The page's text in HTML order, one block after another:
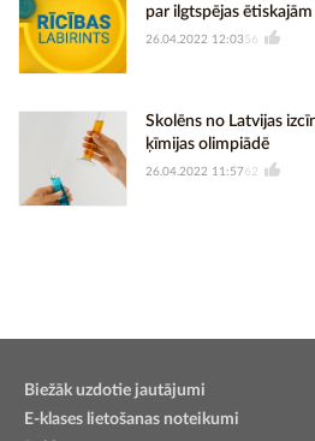
par ilgtspējas
26.04.2022 12:03 56
Skolēns no Latvijas
ķīmijas olimpiādē
26.04.2022 11:5762
Biežāk uzdotie jautājumi
E-klases lietošanas noteikumi